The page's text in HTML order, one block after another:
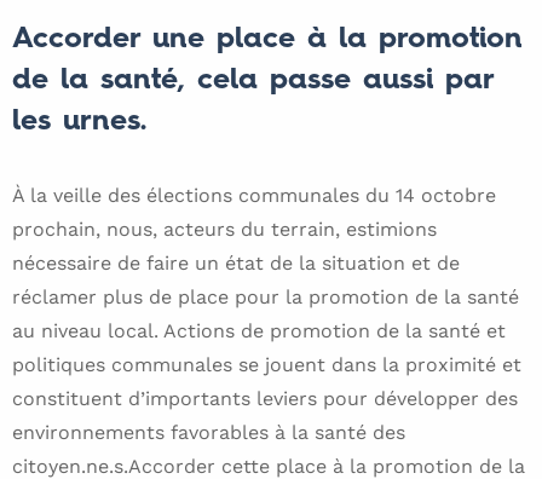
Accorder une place à la promotion
de la santé, cela passe aussi par
les urnes.
À la veille des élections communales du 14 octobre
prochain, nous, acteurs du terrain, estimions
nécessaire de faire un état de la situation et de
réclamer plus de place pour la promotion de la santé
au niveau local. Actions de promotion de la santé et
politiques communales se jouent dans la proximité et
constituent d’importants leviers pour développer des
environnements favorables à la santé des
citoyen.ne.s.Accorder cette place à la promotion de la